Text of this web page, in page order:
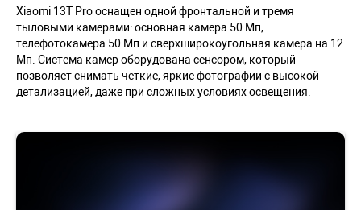
Xiaomi 13T Pro оснащен одной фронтальной и тремя
тыловыми камерами: основная камера 50 Мп,
телефотокамера 50 Мп и сверхширокоугольная камера на 12
Мп. Система камер оборудована сенсором, который
позволяет снимать четкие, яркие фотографии с высокой
детализацией, даже при сложных условиях освещения.